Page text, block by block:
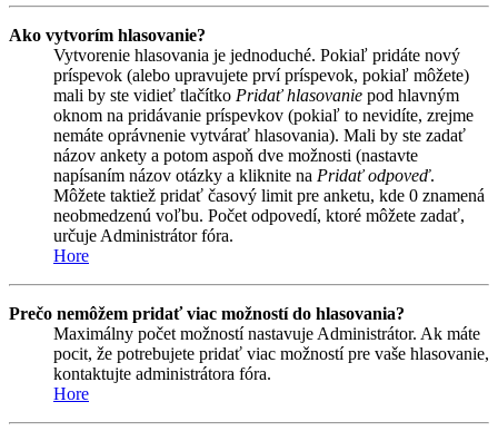
Ako vytvorím hlasovanie?
Vytvorenie hlasovania je jednoduché. Pokiaľ pridáte nový
príspevok (alebo upravujete prví príspevok, pokiaľ môžete)
mali by ste vidieť tlačítko Pridať hlasovanie pod hlavným
oknom na pridávanie príspevkov (pokiaľ to nevidíte, zrejme
nemáte oprávnenie vytvárať hlasovania). Mali by ste zadať
názov ankety a potom aspoň dve možnosti (nastavte
napísaním názov otázky a kliknite na Pridať odpoveď.
Môžete taktiež pridať časový limit pre anketu, kde 0 znamená
neobmedzenú voľbu. Počet odpovedí, ktoré môžete zadať,
určuje Administrátor fóra.
Hore
Prečo nemôžem pridať viac možností do hlasovania?
Maximálny počet možností nastavuje Administrátor. Ak máte
pocit, že potrebujete pridať viac možností pre vaše hlasovanie,
kontaktujte administrátora fóra.
Hore